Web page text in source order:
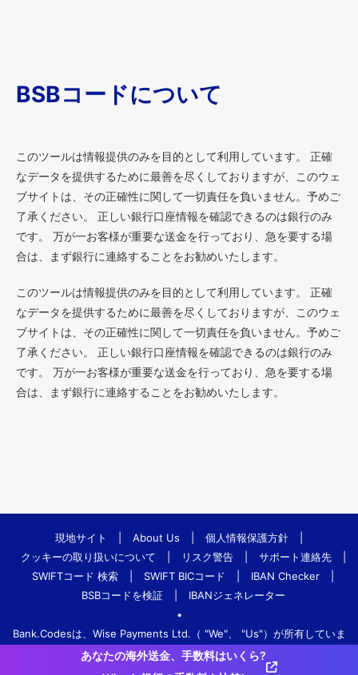
BSBコードについて
このツールは情報提供のみを目的として利用しています。 正確
なデータを提供するために最善を尽くしておりますが、このウェ
ブサイトは、その正確性に関して一切責任を負いません。予めご
了承ください。 正しい銀行口座情報を確認できるのは銀行のみ
です。 万が一お客様が重要な送金を行っており、急を要する場
合は、まず銀行に連絡することをお勧めいたします。
このツールは情報提供のみを目的として利用しています。 正確
なデータを提供するために最善を尽くしておりますが、このウェ
ブサイトは、その正確性に関して一切責任を負いません。予めご
了承ください。 正しい銀行口座情報を確認できるのは銀行のみ
です。 万が一お客様が重要な送金を行っており、急を要する場
合は、まず銀行に連絡することをお勧めいたします。
現地サイト About Us 個人情報保護方針
クッキーの取り扱いについて
リスク警告 サポート連絡先
SWIFTコード 検索
SWIFT BICコード IBAN Checker
BSBコードを検証
IBANジェネレーター
•
Bank.Codesは、Wise Payments Ltd.（ "We"、 "Us"）が所有していま
す。
あなたの海外送金、手数料はいくら?